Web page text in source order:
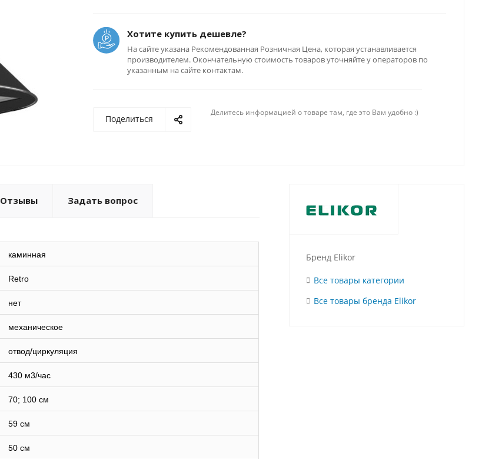
Хотите купить дешевле?
На сайте указана Рекомендованная Розничная Цена, которая устанавливается
производителем. Окончательную стоимость товаров уточняйте у операторов по
указанным на сайте контактам.
Поделиться
Делитесь информацией о товаре там, где это Вам удобно :)
Отзывы Задать вопрос
каминная
Retro
нет
механическое
отвод/циркуляция
430 м3/час
70; 100 см
59 см
50 см
Бренд Elikor
Все товары категории
Все товары бренда Elikor